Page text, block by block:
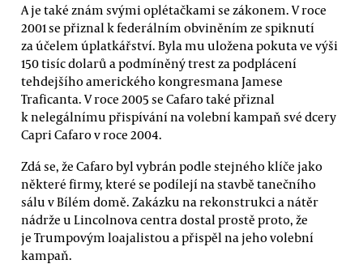
A je také znám svými oplétačkami se zákonem. V roce
2001 se přiznal k federálním obviněním ze spiknutí
za účelem úplatkářství. Byla mu uložena pokuta ve výši
150 tisíc dolarů a podmíněný trest za podplácení
tehdejšího amerického kongresmana Jamese
Traficanta. V roce 2005 se Cafaro také přiznal
k nelegálnímu přispívání na volební kampaň své dcery
Capri Cafaro v roce 2004.
Zdá se, že Cafaro byl vybrán podle stejného klíče jako
některé firmy, které se podílejí na stavbě tanečního
sálu v Bílém domě. Zakázku na rekonstrukci a nátěr
nádrže u Lincolnova centra dostal prostě proto, že
je Trumpovým loajalistou a přispěl na jeho volební
kampaň.